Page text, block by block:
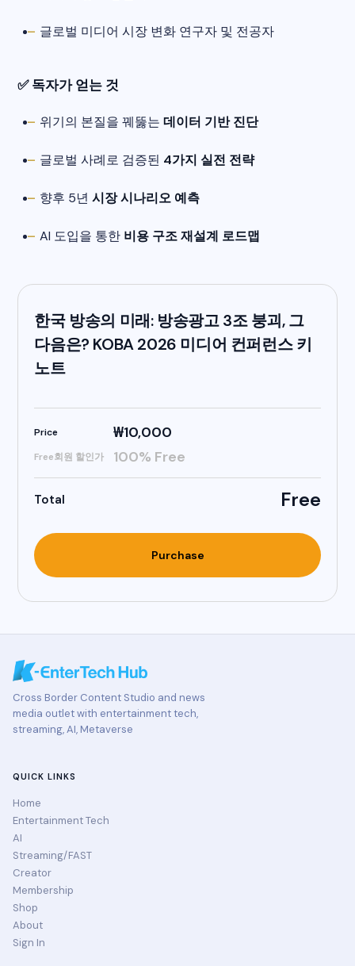
글로벌 미디어 시장 변화 연구자 및 전공자
✅ 독자가 얻는 것
위기의 본질을 꿰뚫는데이터 기반 진단
글로벌 사례로 검증된 4가지 실전 전략
향후 5년시장 시나리오 예측
AI 도입을 통한 비용 구조 재설계 로드맵
한국 방송의 미래: 방송광고 3조 붕괴, 그
다음은? KOBA 2026 미디어 컨퍼런스 키
노트
Price ₩10,000
Free회원 할인가 100% Free
Total Free
Purchase
Cross Border Content Studio and news
media outlet with entertainment tech,
streaming, AI, Metaverse
QUICK LINKS
Home
Entertainment Tech
AI
Streaming/FAST
Creator
Membership
Shop
About
Sign In